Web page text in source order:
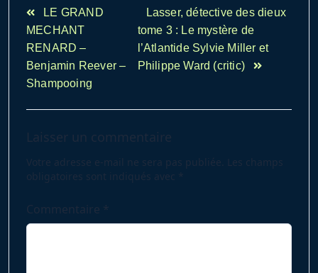
<span
class="nav-
subtitle
screen-
reader-
LE GRAND
MECHANT
RENARD –
Benjamin Reever –
Shampooing
Lasser, détective des dieux
tome 3 : Le mystère de
l’Atlantide Sylvie Miller et
Philippe Ward (critic)
Laisser un commentaire
Votre adresse e-mail ne sera pas publiée. Les champs
obligatoires sont indiqués avec *
Commentaire *